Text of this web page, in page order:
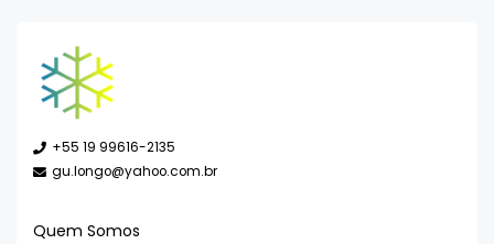
+55 19 99616-2135
gu.longo@yahoo.com.br
Quem Somos